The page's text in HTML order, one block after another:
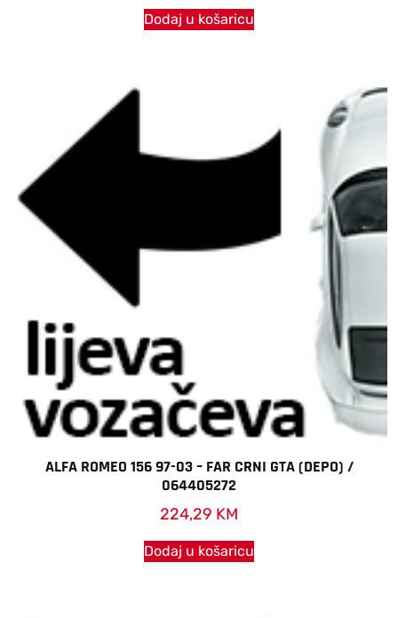
Dodaj u košaricu
ALFA ROMEO 156 97-03 – FAR CRNI GTA (DEPO) /
064405272
224,29 KM
Dodaj u košaricu